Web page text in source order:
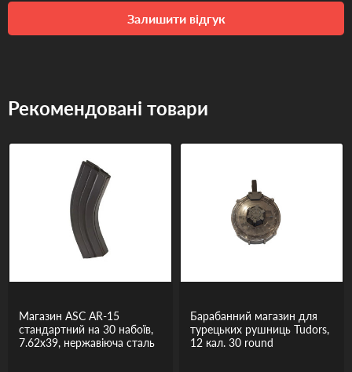
Залишити відгук
Рекомендовані товари
Магазин ASC AR-15
стандартний на 30 набоїв,
7.62x39, нержавіюча сталь
Барабанний магазин для
турецьких рушниць Tudors,
12 кал. 30 round